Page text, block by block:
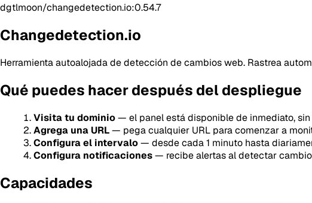
dgtlmoon/changedetection.io:0.54.7
Changedetection.io
Herramienta autoalojada de detección de cambios web. Rastrea
Qué puedes hacer después del despliegue
Visita tu dominio— el panel está disponible de inmediato,
Agrega una URL— pega cualquier URL para comenzar a
Configura el intervalo— desde cada 1 minuto hasta
Configura notificaciones— recibe alertas al detectar
Capacidades